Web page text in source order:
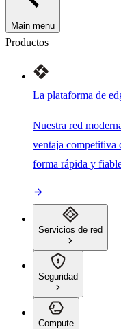
Main menu
Productos
La plataforma de
Nuestra red
ventaja competitiva
forma rápida y
Servicios de red
Seguridad
Compute